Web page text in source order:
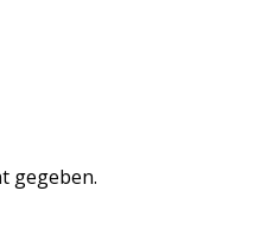
gegeben.